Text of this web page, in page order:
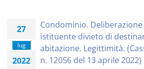
27
lug
2022
Condominio.
istituente divieto di
abitazione. Legittimità.
n. 12056 del 13 aprile 2022)